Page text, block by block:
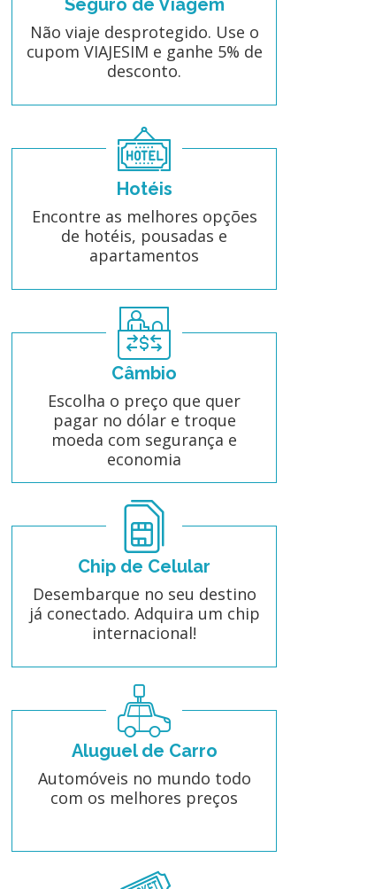
Não viaje desprotegido. Use o
cupom VIAJESIM e ganhe 5% de
desconto.
Hotéis
Encontre as melhores opções
de hotéis, pousadas e
apartamentos
Câmbio
Escolha o preço que quer
pagar no dólar e troque
moeda com segurança e
economia
Chip de Celular
Desembarque no seu destino
já conectado. Adquira um chip
internacional!
Aluguel de Carro
Automóveis no mundo todo
com os melhores preços